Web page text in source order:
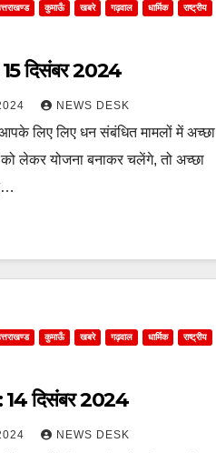
कुमाऊँ खबरे गढ़वाल धार्मिक राष्ट्रीय
दिसंबर 2024
NEWS DESK
लिए लिए धन संबंधित मामलों में अच्छा
लेकर योजना बनाकर चलेंगे, तो अच्छा
कुमाऊँ खबरे गढ़वाल धार्मिक राष्ट्रीय
14 दिसंबर 2024
NEWS DESK